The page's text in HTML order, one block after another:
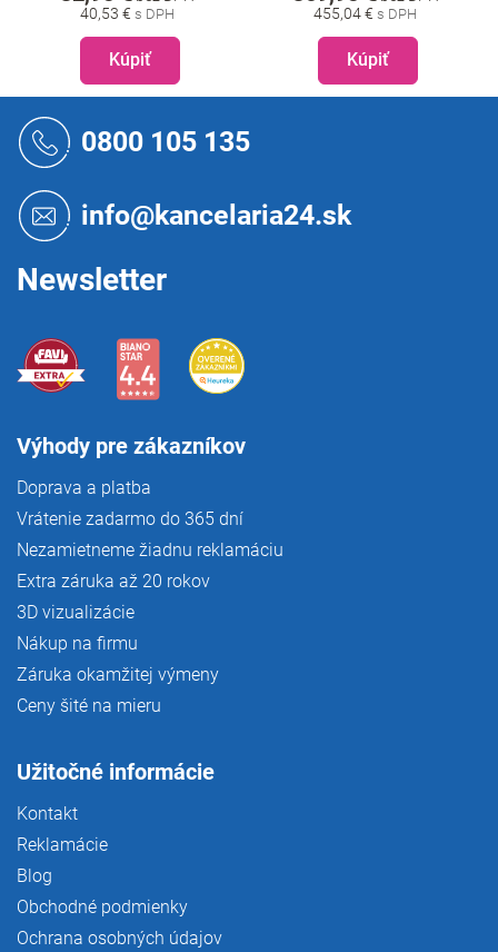
40,53 €
Kúpiť
455,04 €
Kúpiť
0800 105 135
info@kancelaria24.sk
Newsletter
Výhody pre zákazníkov
Doprava a platba
Vrátenie zadarmo do 365 dní
Nezamietneme žiadnu reklamáciu
Extra záruka až 20 rokov
3D vizualizácie
Nákup na firmu
Záruka okamžitej výmeny
Ceny šité na mieru
Užitočné informácie
Kontakt
Reklamácie
Blog
Obchodné podmienky
Ochrana osobných údajov